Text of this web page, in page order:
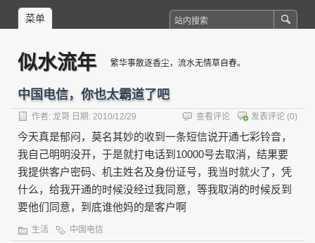
菜单
似水流年 繁华事散逐香尘，流水无情草自春。
中国电信，你也太霸道了吧
作者: 龙哥 日期: 2010/12/29 发表评论 (0)
查看评论
今天真是郁闷，莫名其妙的收到一条短信说开通七彩铃音，
我自己明明没开，于是就打电话到10000号去取消，结果要
我提供客户密码、机主姓名及身份证号，我当时就火了，凭
什么，给我开通的时候没经过我同意，等我取消的时候反到
要他们同意，到底谁他妈的是客户啊
生活 中国电信